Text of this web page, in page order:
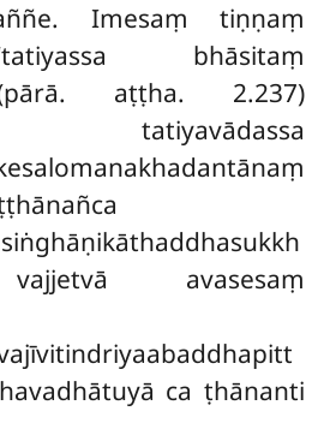
aññe. Imesaṃ tiṇṇaṃ
bhāsitaṃ
(pārā. aṭṭha. 2.237)
tatiyavādassa
avasesaṃ
ca ṭhānanti